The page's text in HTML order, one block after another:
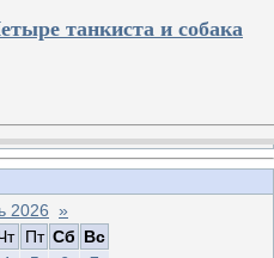
танкиста и собака
2026 »
Пт Сб Вс